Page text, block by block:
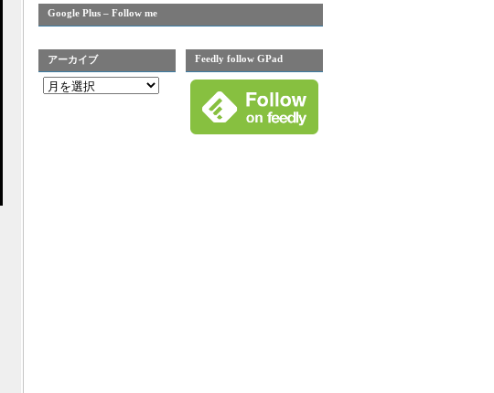
Google Plus – Follow me
アーカイブ Feedly follow GPad